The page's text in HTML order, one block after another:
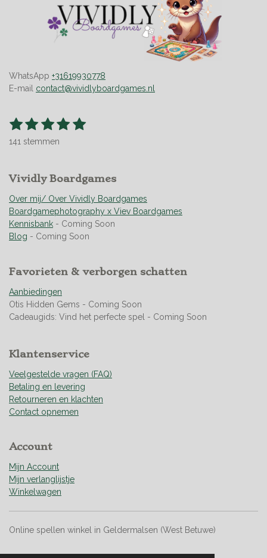
WhatsApp +31619930778
E-mail contact@vividlyboardgames.nl
R
n
g
:
4
.
9
3
5
4
6
9
9
1
s
t
r
e
n
1
s
r
2
s
r
r
e
n
3
s
r
r
e
n
4
s
r
r
e
n
5
r
r
e
n
S
n
141 stemmen
Vividly Boardgames
Over mij/ Over Vividly Boardgames
Boardgamephotography x Viev Boardgames
Kennisbank - Coming Soon
Blog - Coming Soon
Favorieten & verborgen schatten
Aanbiedingen
Otis Hidden Gems - Coming Soon
Cadeaugids: Vind het perfecte spel - Coming Soon
Klantenservice
Veelgestelde vragen (FAQ)
Betaling en levering
Retourneren en klachten
Contact opnemen
Account
Mijn Account
Mijn verlanglijstje
Winkelwagen
Online spellen winkel in Geldermalsen (West Betuwe)